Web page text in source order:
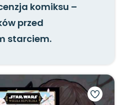
komiksu –
przed
starciem.